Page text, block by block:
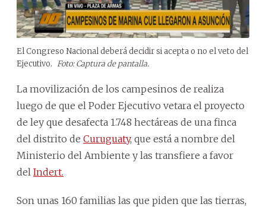
El Congreso Nacional deberá decidir si acepta o no el veto del
Ejecutivo. Foto: Captura de pantalla.
La movilización de los campesinos de realiza
luego de que el Poder Ejecutivo vetara el proyecto
de ley que desafecta 1.748 hectáreas de una finca
del distrito de Curuguaty, que está a nombre del
Ministerio del Ambiente y las transfiere a favor
del Indert.
Son unas 160 familias las que piden que las tierras,